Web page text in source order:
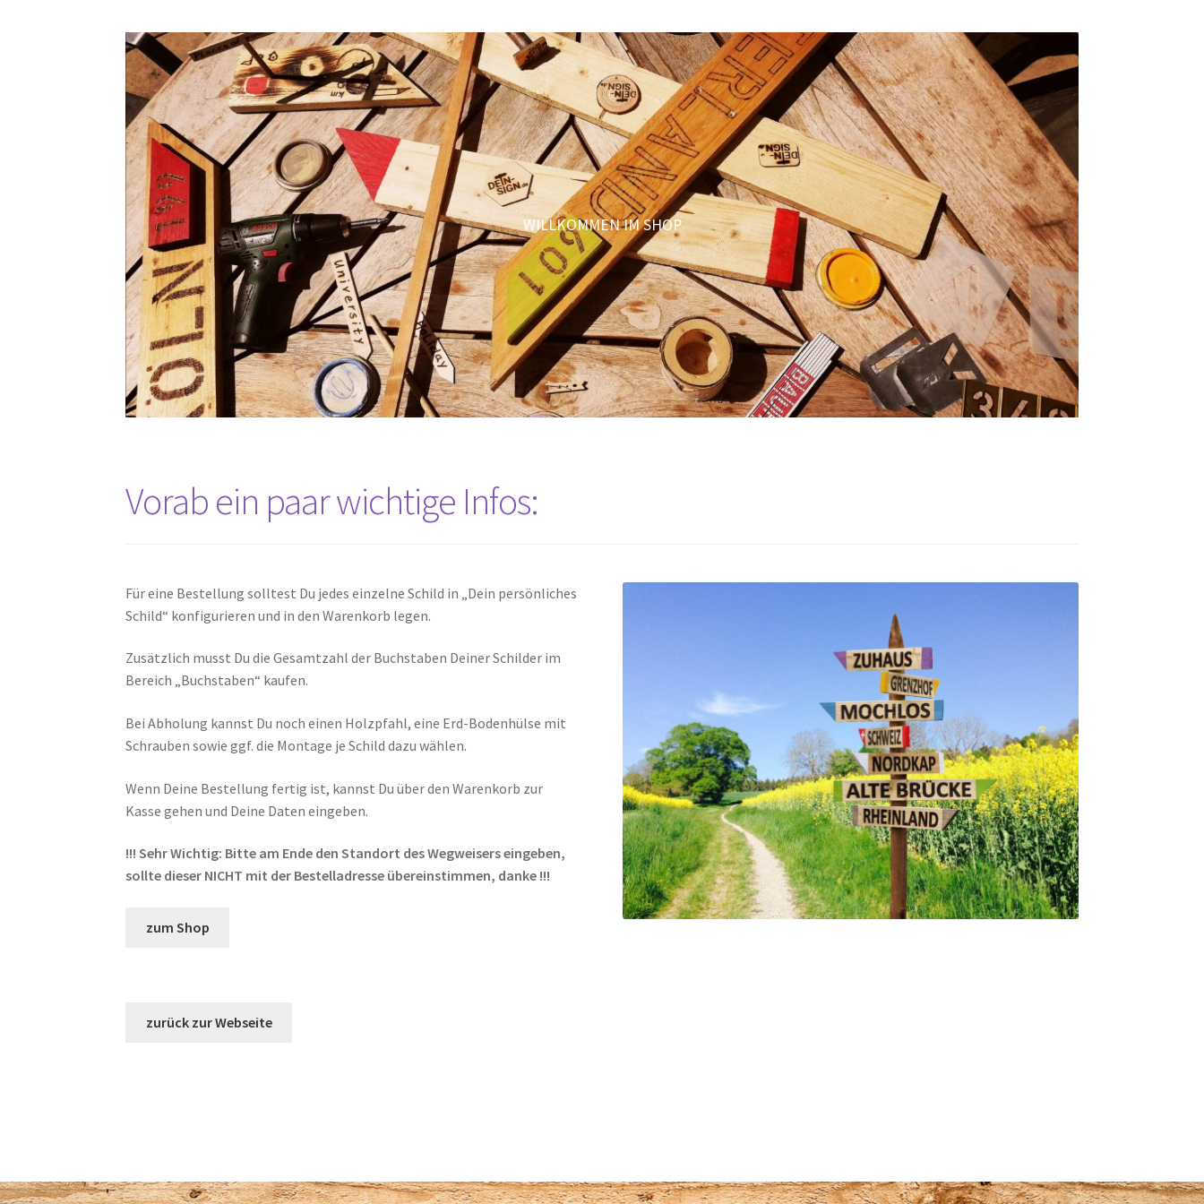
WILLKOMMEN IM SHOP
Vorab ein paar wichtige Infos:
Für eine Bestellung solltest Du jedes einzelne Schild in „Dein persönliches
Schild“ konfigurieren und in den Warenkorb legen.
Zusätzlich musst Du die Gesamtzahl der Buchstaben Deiner Schilder im
Bereich „Buchstaben“ kaufen.
Bei Abholung kannst Du noch einen Holzpfahl, eine Erd-Bodenhülse mit
Schrauben sowie ggf. die Montage je Schild dazu wählen.
Wenn Deine Bestellung fertig ist, kannst Du über den Warenkorb zur
Kasse gehen und Deine Daten eingeben.
!!! Sehr Wichtig: Bitte am Ende den Standort des Wegweisers eingeben,
sollte dieser NICHT mit der Bestelladresse übereinstimmen, danke !!!
zum Shop
zurück zur Webseite